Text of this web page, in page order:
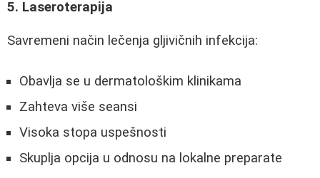
5. Laseroterapija
Savremeni način lečenja gljivičnih infekcija:
Obavlja se u dermatološkim klinikama
Zahteva više seansi
Visoka stopa uspešnosti
Skuplja opcija u odnosu na lokalne preparate